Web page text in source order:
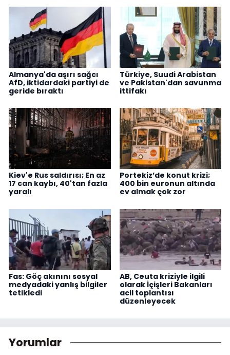
Almanya'da aşırı sağcı
AfD, iktidardaki partiyi de
geride bıraktı
Türkiye, Suudi Arabistan
ve Pakistan'dan savunma
ittifakı
Kiev'e Rus saldırısı; En az
17 can kaybı, 40'tan fazla
yaralı
Portekiz’de konut krizi;
400 bin euronun altında
ev almak çok zor
Fas: Göç akınını sosyal
medyadaki yanlış bilgiler
tetikledi
AB, Ceuta kriziyle ilgili
olarak İçişleri Bakanları
acil toplantısı
düzenleyecek
Yorumlar